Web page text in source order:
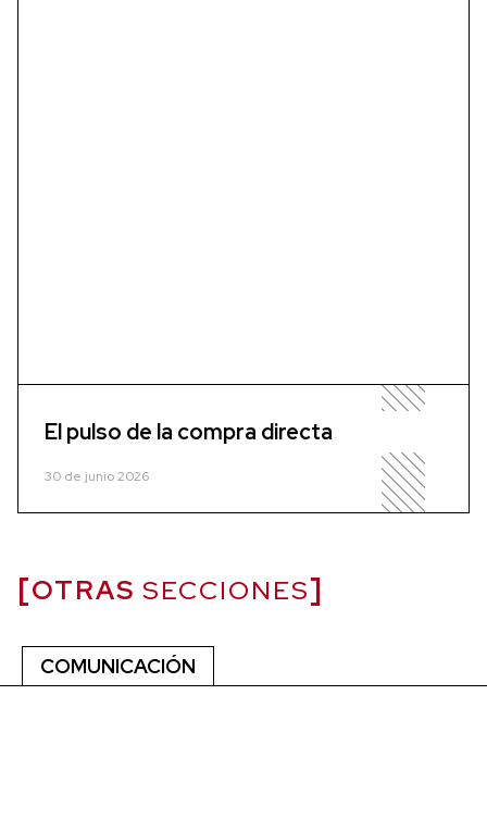
El pulso de la compra directa
30 de junio 2026
OTRAS SECCIONES
COMUNICACIÓN